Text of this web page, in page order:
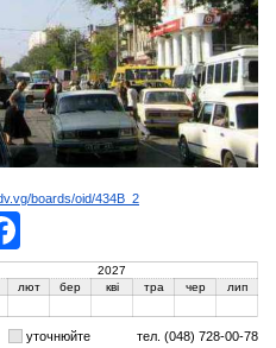
boards/oid/434B_2
2027
лют бер кві тра чер лип
уточнюйте
тел. (048) 728-00-78